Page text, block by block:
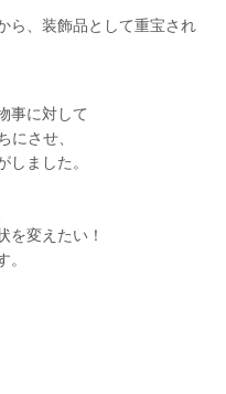
ら、装飾品として重宝され
事に対して
にさせ、
ました。
を変えたい！